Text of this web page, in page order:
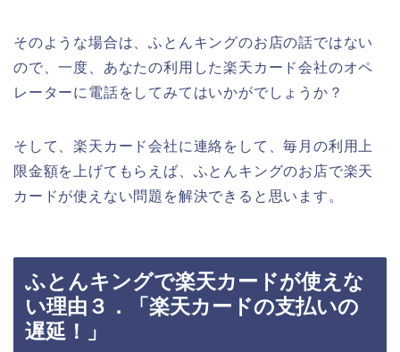
そのような場合は、ふとんキングのお店の話ではない
ので、一度、あなたの利用した楽天カード会社のオペ
レーターに電話をしてみてはいかがでしょうか？
そして、楽天カード会社に連絡をして、毎月の利用上
限金額を上げてもらえば、ふとんキングのお店で楽天
カードが使えない問題を解決できると思います。
ふとんキングで楽天カードが使えな
い理由３．「楽天カードの支払いの
遅延！」